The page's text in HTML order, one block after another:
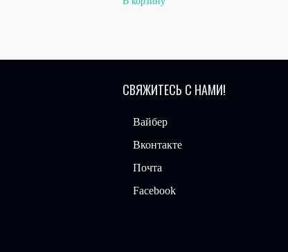
СВЯЖИТЕСЬ С НАМИ!
Вайбер
Вконтакте
Почта
Facebook